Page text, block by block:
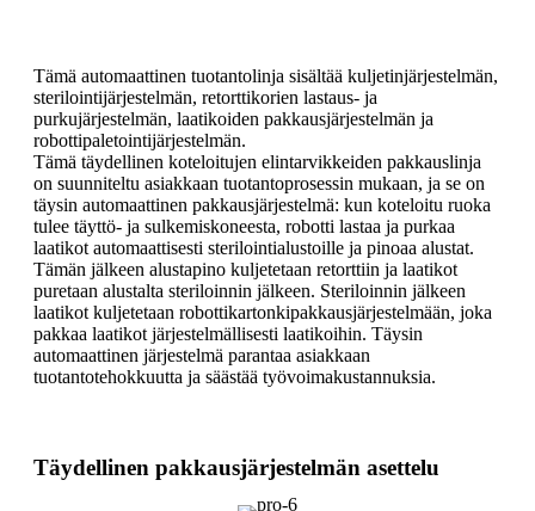
Tämä automaattinen tuotantolinja sisältää kuljetinjärjestelmän,
sterilointijärjestelmän, retorttikorien lastaus- ja
purkujärjestelmän, laatikoiden pakkausjärjestelmän ja
robottipaletointijärjestelmän.
Tämä täydellinen koteloitujen elintarvikkeiden pakkauslinja
on suunniteltu asiakkaan tuotantoprosessin mukaan, ja se on
täysin automaattinen pakkausjärjestelmä: kun koteloitu ruoka
tulee täyttö- ja sulkemiskoneesta, robotti lastaa ja purkaa
laatikot automaattisesti sterilointialustoille ja pinoaa alustat.
Tämän jälkeen alustapino kuljetetaan retorttiin ja laatikot
puretaan alustalta steriloinnin jälkeen. Steriloinnin jälkeen
laatikot kuljetetaan robottikartonkipakkausjärjestelmään, joka
pakkaa laatikot järjestelmällisesti laatikoihin. Täysin
automaattinen järjestelmä parantaa asiakkaan
tuotantotehokkuutta ja säästää työvoimakustannuksia.
Täydellinen pakkausjärjestelmän asettelu